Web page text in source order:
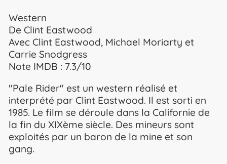
Western
De Clint Eastwood
Avec Clint Eastwood, Michael Moriarty et
Carrie Snodgress
Note IMDB : 7.3/10
"Pale Rider" est un western réalisé et
interprété par Clint Eastwood. Il est sorti en
1985. Le film se déroule dans la Californie de
la fin du XIXème siècle. Des mineurs sont
exploités par un baron de la mine et son
gang.